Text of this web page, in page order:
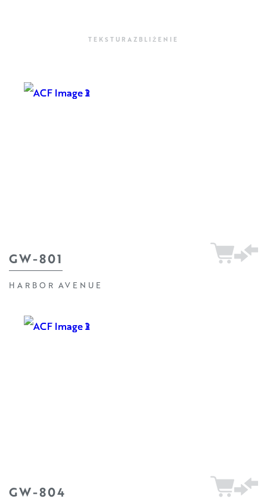
TEKSTURA ZBLIŻENIE
GW-801
HARBOR AVENUE
GW-804